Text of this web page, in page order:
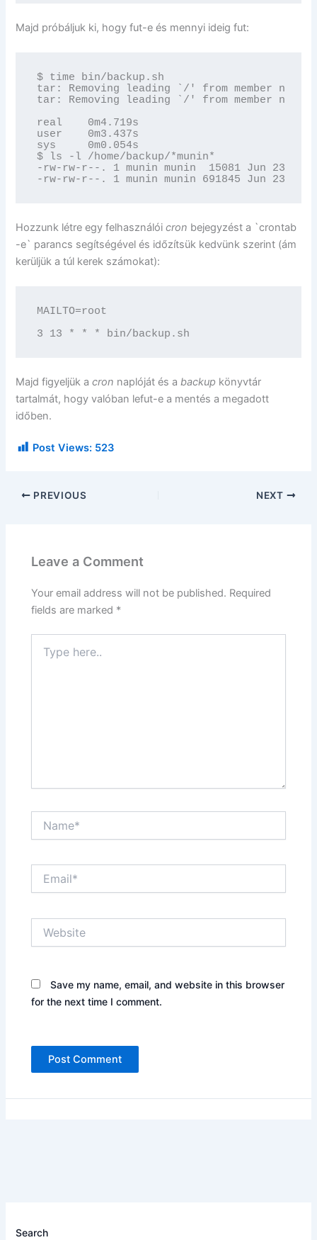
Majd próbáljuk ki, hogy fut-e és mennyi ideig fut:
$ time bin/backup.sh
tar: Removing leading `/' from member names
tar: Removing leading `/' from member names
real    0m4.719s
user    0m3.437s
sys     0m0.054s
$ ls -l /home/backup/*munin*
-rw-rw-r--. 1 munin munin  15081 Jun 23
-rw-rw-r--. 1 munin munin 691845 Jun 23
Hozzunk létre egy felhasználóicron bejegyzést a `crontab
-e` parancs segítségével és időzítsük kedvünk szerint (ám
kerüljük a túl kerek számokat):
MAILTO=root
3 13 * * * bin/backup.sh
Majd figyeljük acron naplóját és abackup könyvtár
tartalmát, hogy valóban lefut-e a mentés a megadott
időben.
Post Views: 523
PREVIOUS NEXT
Leave a Comment
Your email address will not be published. Required
fields are marked *
here..
Save my name, email, and website in this browser
for the next time I comment.
Search